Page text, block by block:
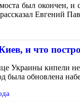
был окончен, и
Евгений
и что
Украины кипели не
была обновлена